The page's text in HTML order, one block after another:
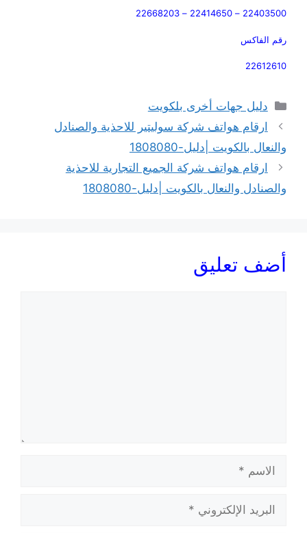
22403500 – 22414650 – 22668203
رقم الفاكس
22612610
التصنيفات
دليل جهات أخرى بلكويت
ارقام هواتف شركة سوليتير للاحذية والصنادل
والنعال بالكويت |دليل-1808080
ارقام هواتف شركة الجميع التجارية للاحذية
والصنادل والنعال بالكويت |دليل-1808080
أضف تعليق
الاسم
البريد
الإلكتروني